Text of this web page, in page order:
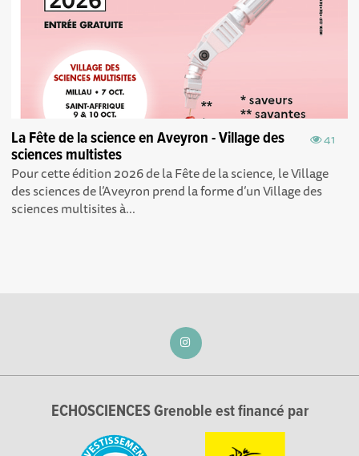
41
La Fête de la science en Aveyron - Village des
sciences multistes
Pour cette édition 2026 de la Fête de la science, le Village
des sciences de l’Aveyron prend la forme d’un Village des
sciences multisites à...
ECHOSCIENCES Grenoble est financé par